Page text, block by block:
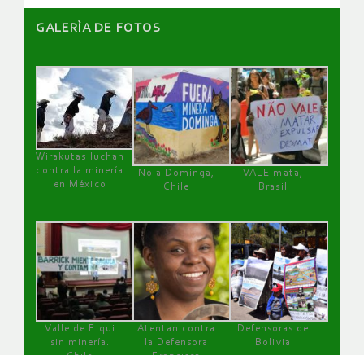
GALERÌA DE FOTOS
Wirakutas luchan
contra la minería
en México
No a Dominga,
Chile
VALE mata,
Brasil
Valle de Elqui
sin minería.
Atentan contra
la Defensora
Defensoras de
Bolivia